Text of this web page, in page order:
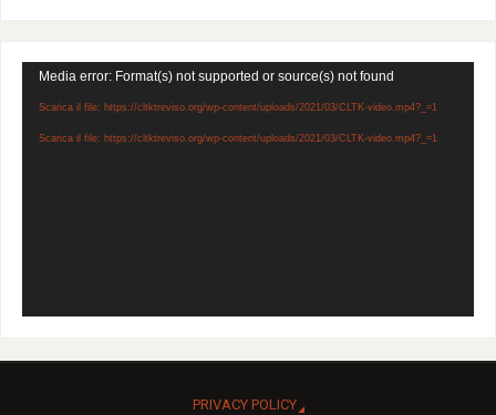
Video
Player
Media error: Format(s) not supported or source(s) not found
Scarica il file: https://cltktreviso.org/wp-content/uploads/2021/03/CLTK-video.mp4?_=1
Scarica il file: https://cltktreviso.org/wp-content/uploads/2021/03/CLTK-video.mp4?_=1
PRIVACY POLICY